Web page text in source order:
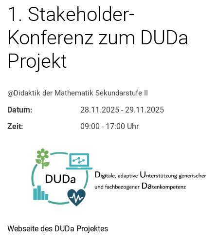
1. Stakeholder-
Konferenz zum DUDa
Projekt
@Didaktik der Mathematik Sekundarstufe II
Datum:
28.11.2025 - 29.11.2025
Zeit:
09:00 - 17:00 Uhr
Webseite des DUDa Projektes